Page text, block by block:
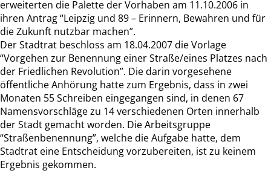
erweiterten die Palette der Vorhaben am 11.10.2006 in
ihren Antrag “Leipzig und 89 – Erinnern, Bewahren und für
die Zukunft nutzbar machen”.
Der Stadtrat beschloss am 18.04.2007 die Vorlage
“Vorgehen zur Benennung einer Straße/eines Platzes nach
der Friedlichen Revolution”. Die darin vorgesehene
öffentliche Anhörung hatte zum Ergebnis, dass in zwei
Monaten 55 Schreiben eingegangen sind, in denen 67
Namensvorschläge zu 14 verschiedenen Orten innerhalb
der Stadt gemacht worden. Die Arbeitsgruppe
“Straßenbenennung”, welche die Aufgabe hatte, dem
Stadtrat eine Entscheidung vorzubereiten, ist zu keinem
Ergebnis gekommen.